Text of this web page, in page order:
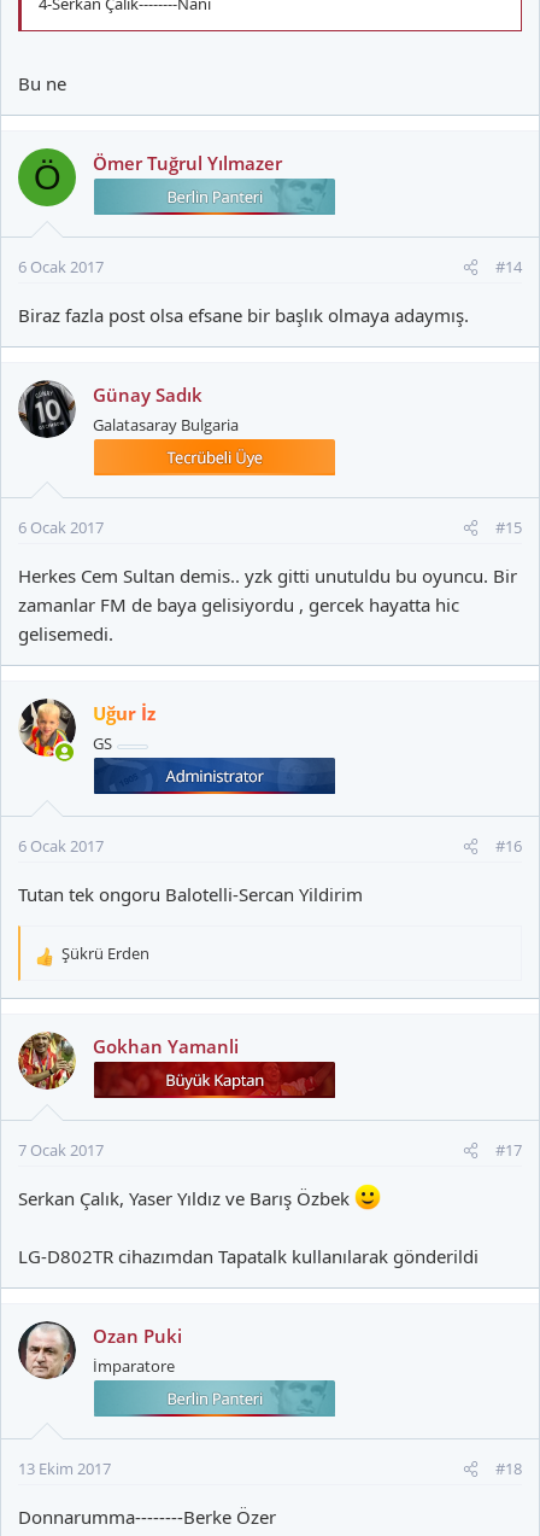
Bu ne
Ö Ömer Tuğrul Yılmazer
6 Ocak 2017 #14
Biraz fazla post olsa efsane bir başlık olmaya adaymış.
Günay Sadık
Galatasaray Bulgaria
6 Ocak 2017 #15
Herkes Cem Sultan demis.. yzk gitti unutuldu bu oyuncu. Bir
zamanlar FM de baya gelisiyordu , gercek hayatta hic
gelisemedi.
Uğur İz
GS
6 Ocak 2017 #16
Tutan tek ongoru Balotelli-Sercan Yildirim
T
k
i
l
:
Şükrü Erden
Gokhan Yamanli
7 Ocak 2017 #17
Serkan Çalık, Yaser Yıldız ve Barış Özbek
LG-D802TR cihazımdan Tapatalk kullanılarak gönderildi
Ozan Puki
İmparatore
13 Ekim 2017 #18
Donnarumma--------Berke Özer